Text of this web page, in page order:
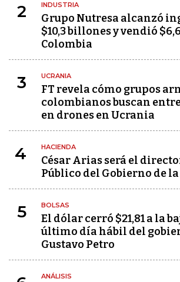
2 INDUSTRIA
Grupo Nutresa alcanzó
$10,3 billones y vendió
Colombia
3 UCRANIA
FT revela cómo grupos
colombianos buscan
en drones en Ucrania
4 HACIENDA
César Arias será el
Público del Gobierno de
5 BOLSAS
El dólar cerró $21,81 a la
último día hábil del
Gustavo Petro
ANÁLISIS